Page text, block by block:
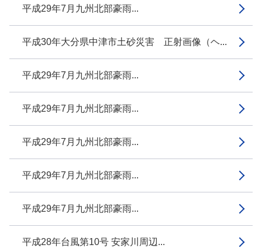
平成29年7月九州北部豪雨...
平成30年大分県中津市土砂災害 正射画像（ヘ...
平成29年7月九州北部豪雨...
平成29年7月九州北部豪雨...
平成29年7月九州北部豪雨...
平成29年7月九州北部豪雨...
平成29年7月九州北部豪雨...
平成28年台風第10号 安家川周辺...